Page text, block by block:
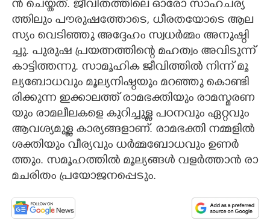
ൻ​ ​ചെ​യ്ത​ത്.​ ​ജീ​വി​ത​ത്തി​ലെ​ ​ഓ​രോ​ ​സാ​ഹ​ച​ര്യ​
ത്തി​ലും​ ​പൗ​രു​ഷ​ത്തോ​ടെ,​ ​ധീ​ര​ത​യോ​ടെ​ ​ആ​ല​
സ്യം​ ​വെ​ടി​ഞ്ഞു​ ​അ​ദ്ദേ​ഹം​ ​സ്വ​ധ​ർ​മ്മം​ ​അ​നു​ഷ്ഠി​
ച്ചു.​ ​പു​രു​ഷ​ ​പ്ര​യ​ത്ന​ത്തി​ന്റെ​ ​മ​ഹ​ത്വം​ ​അ​വി​ടു​ന്ന് ​
കാ​ട്ടി​ത്ത​ന്നു.​ ​സാ​മൂ​ഹി​ക​ ​ജീ​വി​ത്തി​ൽ​ ​നി​ന്ന് ​മൂ​
ല്യ​ബോ​ധ​വും​ ​മൂ​ല്യ​നി​ഷ്ഠ​യും​ ​മ​റ​ഞ്ഞു​ ​കൊ​ണ്ടി​
രി​ക്കു​ന്ന​ ​ഇ​ക്കാ​ല​ത്ത് ​രാ​മ​ഭ​ക്തി​യും​ ​രാ​മ​സ്മ​ര​ണ​
യും​ ​രാ​മ​ലീ​ല​ക​ളെ​ ​കു​റി​ച്ചു​ള്ള​ ​പ​ഠ​ന​വും​ ​ഏ​റ്റ​വും​ ​
ആ​വ​ശ്യ​മു​ള്ള​ ​കാ​ര്യ​ങ്ങ​ളാ​ണ്.​ ​രാ​മ​ഭ​ക്തി​ ​ന​മ്മ​ളി​ൽ​ ​
ശ​ക്തി​യും​ ​വീ​ര്യ​വും​ ​ധ​ർ​മ്മ​ബോ​ധ​വും​ ​ഉ​ണ​ർ​
ത്തും.​ ​സ​മൂ​ഹ​ത്തി​ൽ​ ​മൂ​ല്യ​ങ്ങ​ൾ​ ​വ​ള​ർ​ത്താ​ൻ​ ​രാ​
മ​ച​രി​തം​ ​പ്ര​യോ​ജ​ന​പ്പെ​ടും.